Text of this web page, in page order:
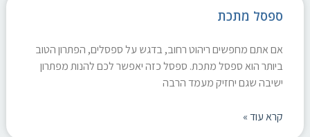
ספסל מתכת
אם אתם מחפשים ריהוט רחוב, בדגש על ספסלים, הפתרון הטוב
ביותר הוא ספסל מתכת. ספסל כזה יאפשר לכם להנות מפתרון
ישיבה שגם יחזיק מעמד הרבה
קרא עוד »